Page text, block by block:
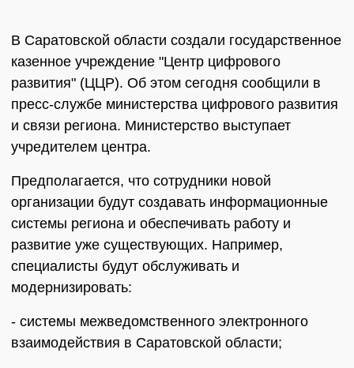
В Саратовской области создали государственное
казенное учреждение "Центр цифрового
развития" (ЦЦР). Об этом сегодня сообщили в
пресс-службе министерства цифрового развития
и связи региона. Министерство выступает
учредителем центра.
Предполагается, что сотрудники новой
организации будут создавать информационные
системы региона и обеспечивать работу и
развитие уже существующих. Например,
специалисты будут обслуживать и
модернизировать:
- системы межведомственного электронного
взаимодействия в Саратовской области;